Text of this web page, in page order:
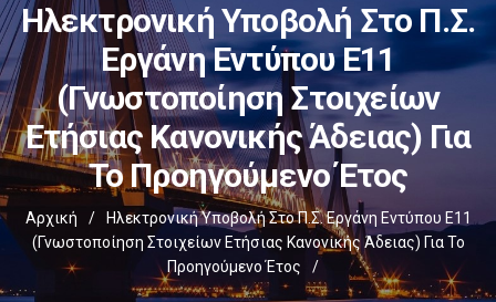
Ηλεκτρονική Υποβολή Στο Π.Σ.
Εργάνη Εντύπου Ε11
(γνωστοποίηση Στοιχείων
Ετήσιας Κανονικής Άδειας) Για
Το Προηγούμενο Έτος
Αρχική /
Ηλεκτρονική Υποβολή Στο Π.Σ. Εργάνη Εντύπου Ε11
(γνωστοποίηση Στοιχείων Ετήσιας Κανονικής Άδειας) Για Το
Προηγούμενο Έτος
/